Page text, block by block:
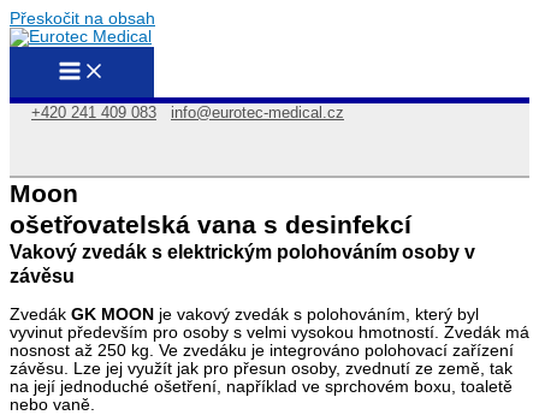
Přeskočit na obsah
+420 241 409 083 info@eurotec-medical.cz
Moon
ošetřovatelská vana s desinfekcí
Vakový zvedák s elektrickým polohováním osoby v
závěsu
Zvedák GK MOON je vakový zvedák s polohováním, který byl
vyvinut především pro osoby s velmi vysokou hmotností. Zvedák má
nosnost až 250 kg. Ve zvedáku je integrováno polohovací zařízení
závěsu. Lze jej využít jak pro přesun osoby, zvednutí ze země, tak
na její jednoduché ošetření, například ve sprchovém boxu, toaletě
nebo vaně.